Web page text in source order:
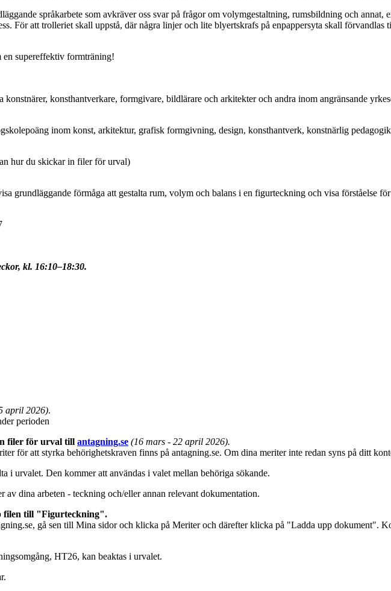
språkarbete som avkräver oss svar på frågor om volymgestaltning, rumsbildning och annat,
För att trolleriet skall uppstå, där några linjer och lite blyertskrafs på enpappersyta skall
en supereffektiv formträning!
konsthantverkare, formgivare, bildlärare och arkitekter och andra inom angränsande
inom konst, arkitektur, grafisk formgivning, design, konsthantverk, konstnärlig
hur du skickar in filer för urval)
grundläggande förmåga att gestalta rum, volym och balans i en figurteckning och visa förståelse
kl. 16:10–18:30.
april 2026).
perioden
filer för urval till antagning.se (16 mars - 22 april 2026).
för att styrka behörighetskraven finns på antagning.se. Om dina meriter inte redan syns på ditt
i urvalet. Den kommer att användas i valet mellan behöriga sökande.
av dina arbeten - teckning och/eller annan relevant dokumentation.
filen till "Figurteckning".
gå sen till Mina sidor och klicka på Meriter och därefter klicka på "Ladda upp dokument".
HT26, kan beaktas i urvalet.